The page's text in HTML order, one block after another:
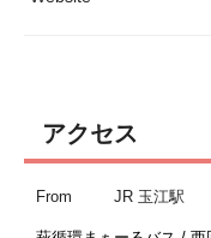
アクセス
From JR 玉江駅